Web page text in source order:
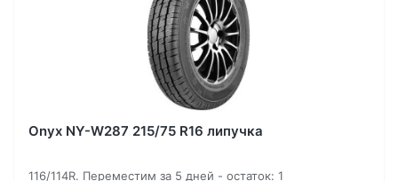
Onyx NY-W287 215/75 R16 липучка
116/114R. Переместим за 5 дней - остаток: 1